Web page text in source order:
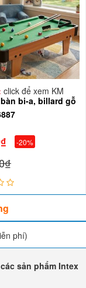
click để xem KM
bi-a, billard gỗ
-20%
phí)
sản phẩm Intex